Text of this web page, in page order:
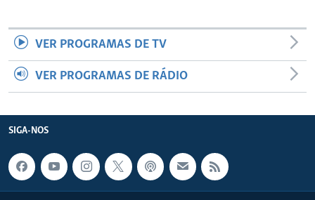
VER PROGRAMAS DE TV
VER PROGRAMAS DE RÁDIO
SIGA-NOS